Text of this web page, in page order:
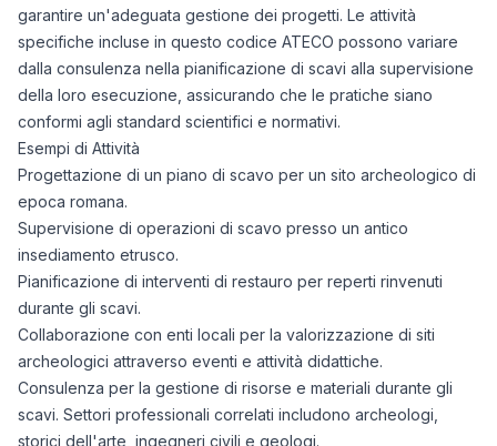
garantire un'adeguata gestione dei progetti. Le attività
specifiche incluse in questo codice ATECO possono variare
dalla consulenza nella pianificazione di scavi alla supervisione
della loro esecuzione, assicurando che le pratiche siano
conformi agli standard scientifici e normativi.
Esempi di Attività
Progettazione di un piano di scavo per un sito archeologico di
epoca romana.
Supervisione di operazioni di scavo presso un antico
insediamento etrusco.
Pianificazione di interventi di restauro per reperti rinvenuti
durante gli scavi.
Collaborazione con enti locali per la valorizzazione di siti
archeologici attraverso eventi e attività didattiche.
Consulenza per la gestione di risorse e materiali durante gli
scavi. Settori professionali correlati includono archeologi,
storici dell'arte, ingegneri civili e geologi.